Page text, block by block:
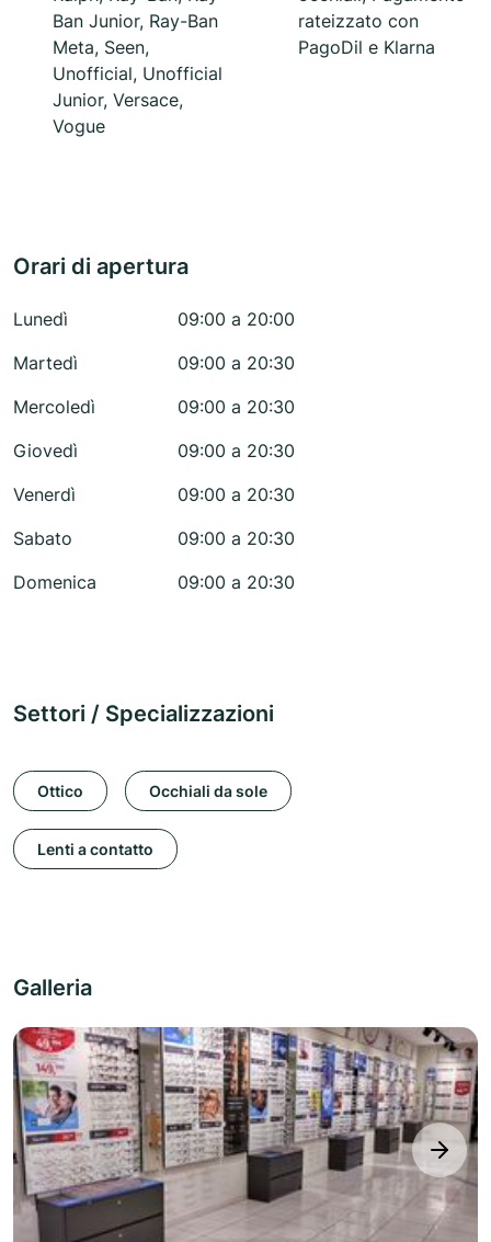
Ban Junior, Ray-Ban
Meta, Seen,
Unofficial, Unofficial
Junior, Versace,
Vogue
rateizzato con
PagoDil e Klarna
Orari di apertura
Lunedì
09:00 a 20:00
Martedì
09:00 a 20:30
Mercoledì
09:00 a 20:30
Giovedì
09:00 a 20:30
Venerdì
09:00 a 20:30
Sabato
09:00 a 20:30
Domenica
09:00 a 20:30
Settori / Specializzazioni
Ottico Occhiali da sole
Lenti a contatto
Galleria
next